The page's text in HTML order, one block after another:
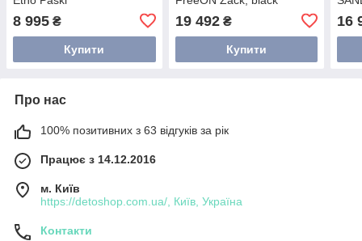
8 995 ₴
Купити
19 492₴
Купити
16
Про нас
100% позитивних з 63 відгуків за рік
Працює з 14.12.2016
м. Київ
https://detoshop.com.ua/, Київ, Україна
Контакти